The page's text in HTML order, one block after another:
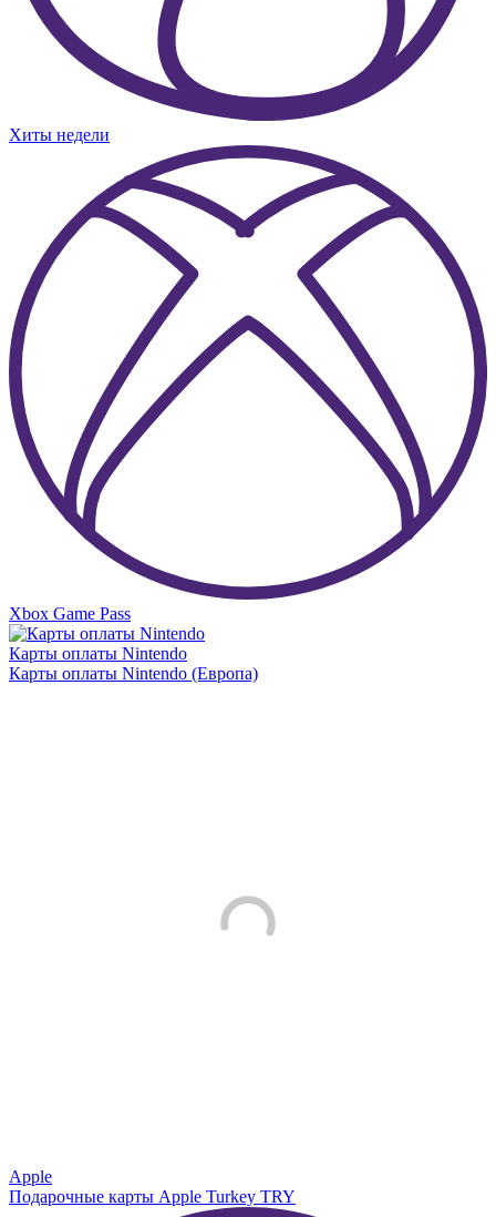
Хиты недели
Xbox Game Pass
Карты оплаты Nintendo
Карты оплаты Nintendo (Европа)
Apple
Подарочные карты Apple Turkey TRY